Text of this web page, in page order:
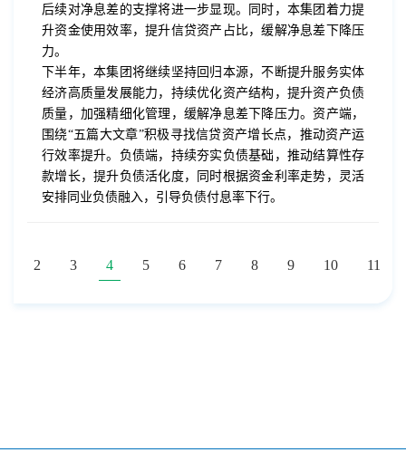
后续对净息差的支撑将进一步显现。同时，本集团着力提
升资金使用效率，提升信贷资产占比，缓解净息差下降压
力。
下半年，本集团将继续坚持回归本源，不断提升服务实体
经济高质量发展能力，持续优化资产结构，提升资产负债
质量，加强精细化管理，缓解净息差下降压力。资产端，
围绕“五篇大文章”积极寻找信贷资产增长点，推动资产运
行效率提升。负债端，持续夯实负债基础，推动结算性存
款增长，提升负债活化度，同时根据资金利率走势，灵活
安排同业负债融入，引导负债付息率下行。
2 3 4 5 6 7 8 9 10 11